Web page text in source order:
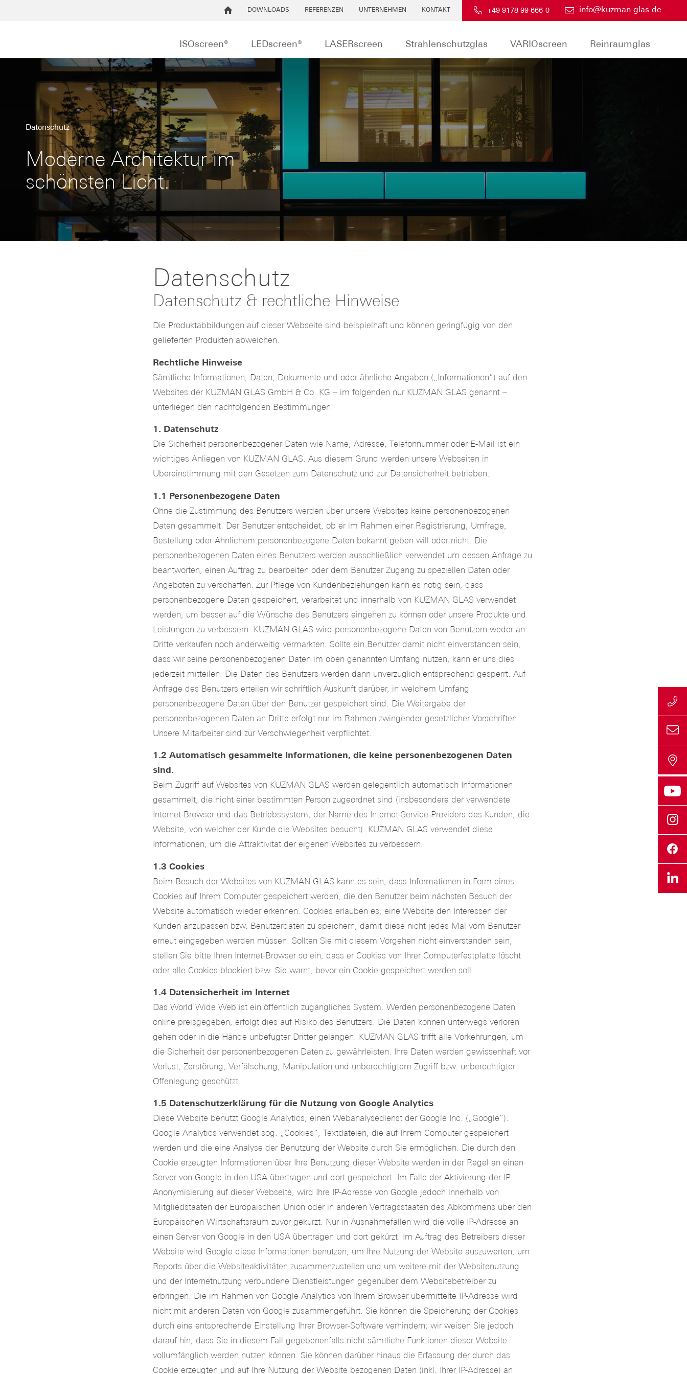
DOWNLOADS REFERENZEN UNTERNEHMEN KONTAKT +49 9178 99 666-0 info@kuzman-glas.de
ISOscreen® LEDscreen® LASERscreen Strahlenschutzglas VARIOscreen Reinraumglas
Moderne Architektur im
schönsten Licht.
Datenschutz
Datenschutz
Datenschutz & rechtliche Hinweise
Die Produktabbildungen auf dieser Webseite sind beispielhaft und können geringfügig von den
gelieferten Produkten abweichen.
Rechtliche Hinweise
Sämtliche Informationen, Daten, Dokumente und oder ähnliche Angaben („Informationen“) auf den
Websites der KUZMAN GLAS GmbH & Co. KG – im folgenden nur KUZMAN GLAS genannt –
unterliegen den nachfolgenden Bestimmungen:
1. Datenschutz
Die Sicherheit personenbezogener Daten wie Name, Adresse, Telefonnummer oder E-Mail ist ein
wichtiges Anliegen von KUZMAN GLAS. Aus diesem Grund werden unsere Webseiten in
Übereinstimmung mit den Gesetzen zum Datenschutz und zur Datensicherheit betrieben.
1.1 Personenbezogene Daten
Ohne die Zustimmung des Benutzers werden über unsere Websites keine personenbezogenen
Daten gesammelt. Der Benutzer entscheidet, ob er im Rahmen einer Registrierung, Umfrage,
Bestellung oder Ähnlichem personenbezogene Daten bekannt geben will oder nicht. Die
personenbezogenen Daten eines Benutzers werden ausschließlich verwendet um dessen Anfrage zu
beantworten, einen Auftrag zu bearbeiten oder dem Benutzer Zugang zu speziellen Daten oder
Angeboten zu verschaffen. Zur Pflege von Kundenbeziehungen kann es nötig sein, dass
personenbezogene Daten gespeichert, verarbeitet und innerhalb von KUZMAN GLAS verwendet
werden, um besser auf die Wünsche des Benutzers eingehen zu können oder unsere Produkte und
Leistungen zu verbessern. KUZMAN GLAS wird personenbezogene Daten von Benutzern weder an
Dritte verkaufen noch anderweitig vermarkten. Sollte ein Benutzer damit nicht einverstanden sein,
dass wir seine personenbezogenen Daten im oben genannten Umfang nutzen, kann er uns dies
jederzeit mitteilen. Die Daten des Benutzers werden dann unverzüglich entsprechend gesperrt. Auf
Anfrage des Benutzers erteilen wir schriftlich Auskunft darüber, in welchem Umfang
personenbezogene Daten über den Benutzer gespeichert sind. Die Weitergabe der
personenbezogenen Daten an Dritte erfolgt nur im Rahmen zwingender gesetzlicher Vorschriften.
Unsere Mitarbeiter sind zur Verschwiegenheit verpflichtet.
1.2 Automatisch gesammelte Informationen, die keine personenbezogenen Daten
sind.
Beim Zugriff auf Websites von KUZMAN GLAS werden gelegentlich automatisch Informationen
gesammelt, die nicht einer bestimmten Person zugeordnet sind (insbesondere der verwendete
Internet-Browser und das Betriebssystem; der Name des Internet-Service-Providers des Kunden; die
Website, von welcher der Kunde die Websites besucht). KUZMAN GLAS verwendet diese
Informationen, um die Attraktivität der eigenen Websites zu verbessern.
1.3 Cookies
Beim Besuch der Websites von KUZMAN GLAS kann es sein, dass Informationen in Form eines
Cookies auf Ihrem Computer gespeichert werden, die den Benutzer beim nächsten Besuch der
Website automatisch wieder erkennen. Cookies erlauben es, eine Website den Interessen der
Kunden anzupassen bzw. Benutzerdaten zu speichern, damit diese nicht jedes Mal vom Benutzer
erneut eingegeben werden müssen. Sollten Sie mit diesem Vorgehen nicht einverstanden sein,
stellen Sie bitte Ihren Internet-Browser so ein, dass er Cookies von Ihrer Computerfestplatte löscht
oder alle Cookies blockiert bzw. Sie warnt, bevor ein Cookie gespeichert werden soll.
1.4 Datensicherheit im Internet
Das World Wide Web ist ein öffentlich zugängliches System. Werden personenbezogene Daten
online preisgegeben, erfolgt dies auf Risiko des Benutzers. Die Daten können unterwegs verloren
gehen oder in die Hände unbefugter Dritter gelangen. KUZMAN GLAS trifft alle Vorkehrungen, um
die Sicherheit der personenbezogenen Daten zu gewährleisten. Ihre Daten werden gewissenhaft vor
Verlust, Zerstörung, Verfälschung, Manipulation und unberechtigtem Zugriff bzw. unberechtigter
Offenlegung geschützt.
1.5 Datenschutzerklärung für die Nutzung von Google Analytics
Diese Website benutzt Google Analytics, einen Webanalysedienst der Google Inc. („Google“).
Google Analytics verwendet sog. „Cookies“, Textdateien, die auf Ihrem Computer gespeichert
werden und die eine Analyse der Benutzung der Website durch Sie ermöglichen. Die durch den
Cookie erzeugten Informationen über Ihre Benutzung dieser Website werden in der Regel an einen
Server von Google in den USA übertragen und dort gespeichert. Im Falle der Aktivierung der IP-
Anonymisierung auf dieser Webseite, wird Ihre IP-Adresse von Google jedoch innerhalb von
Mitgliedstaaten der Europäischen Union oder in anderen Vertragsstaaten des Abkommens über den
Europäischen Wirtschaftsraum zuvor gekürzt. Nur in Ausnahmefällen wird die volle IP-Adresse an
einen Server von Google in den USA übertragen und dort gekürzt. Im Auftrag des Betreibers dieser
Website wird Google diese Informationen benutzen, um Ihre Nutzung der Website auszuwerten, um
Reports über die Websiteaktivitäten zusammenzustellen und um weitere mit der Websitenutzung
und der Internetnutzung verbundene Dienstleistungen gegenüber dem Websitebetreiber zu
erbringen. Die im Rahmen von Google Analytics von Ihrem Browser übermittelte IP-Adresse wird
nicht mit anderen Daten von Google zusammengeführt. Sie können die Speicherung der Cookies
durch eine entsprechende Einstellung Ihrer Browser-Software verhindern; wir weisen Sie jedoch
darauf hin, dass Sie in diesem Fall gegebenenfalls nicht sämtliche Funktionen dieser Website
vollumfänglich werden nutzen können. Sie können darüber hinaus die Erfassung der durch das
Cookie erzeugten und auf Ihre Nutzung der Website bezogenen Daten (inkl. Ihrer IP-Adresse) an